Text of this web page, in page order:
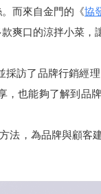
而來自金門的《協
爽口的涼拌小菜，
採訪了品牌行銷經
也能夠了解到品
法，為品牌與顧